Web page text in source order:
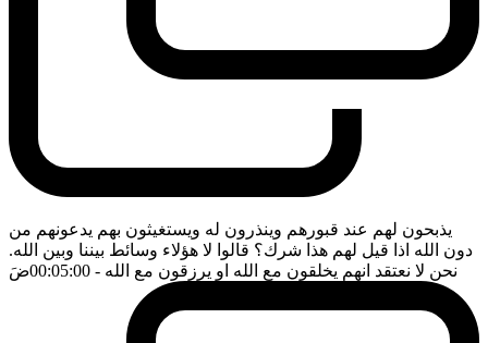
يذبحون لهم عند قبورهم وينذرون له ويستغيثون بهم يدعونهم من
دون الله اذا قيل لهم هذا شرك؟ قالوا لا هؤلاء وسائط بيننا وبين الله.
نحن لا نعتقد انهم يخلقون مع الله او يرزقون مع الله - 00:05:00 ضَ